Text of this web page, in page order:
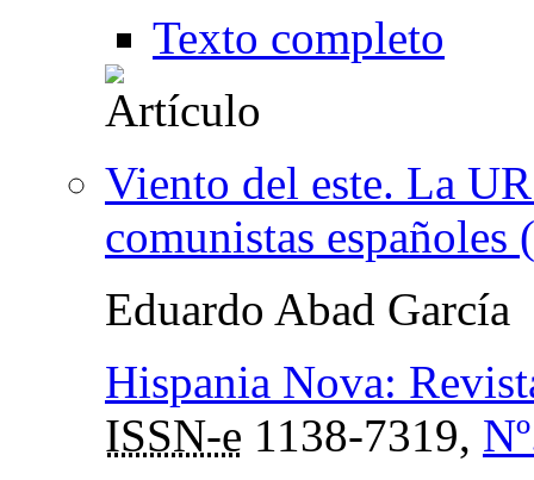
Texto completo
Viento del este. La
comunistas españoles
Eduardo Abad García
Hispania Nova:
ISSN-e 1138-7319,